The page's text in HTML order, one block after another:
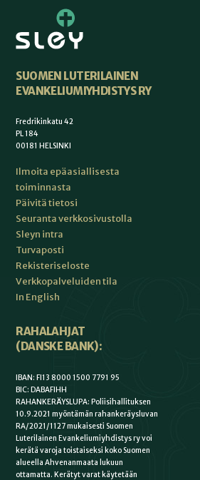
SUOMEN LUTERILAINEN
EVANKELIUMIYHDISTYS RY
Fredrikinkatu 42
PL 184
00181 HELSINKI
Ilmoita epäasiallisesta
toiminnasta
Päivitä tietosi
Seuranta verkkosivustolla
Sleyn intra
Turvaposti
Rekisteriseloste
Verkkopalveluiden tila
In English
RAHALAHJAT
(DANSKE BANK):
IBAN: FI13 8000 1500 7791 95
BIC: DABAFIHH
RAHANKERÄYSLUPA: Poliisihallituksen
10.9.2021 myöntämän rahankeräysluvan
RA/2021/1127 mukaisesti Suomen
Luterilainen Evankeliumiyhdistys ry voi
kerätä varoja toistaiseksi koko Suomen
alueella Ahvenanmaata lukuun
ottamatta. Kerätyt varat käytetään